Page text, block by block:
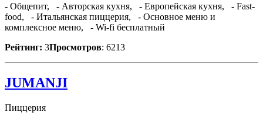
- Общепит, - Авторская кухня, - Европейская кухня, - Fast-
food, - Итальянская пиццерия, - Основное меню и
комплексное меню, - Wi-fi бесплатный
Рейтинг: 3Просмотров: 6213
JUMANJI
Пиццерия